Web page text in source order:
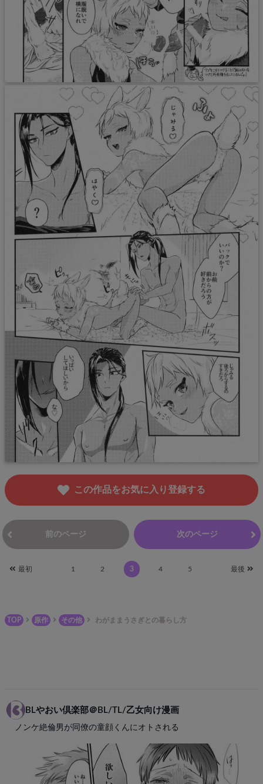
この作品をお気に入り登録する
前のページ 次のページ
最初 1 2 3 4 5 最後
TOP 原作 その他 わがままうさぎとの暮らし方
BLやおい倶楽部＠BL/TL/乙女向け漫画
ノンケ絶倫男が同僚の童顔くんにオトされる